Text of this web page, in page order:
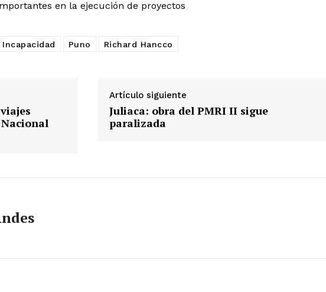
SUSCRIBETE
Diario los Andes
en la ejecución de proyectos
Incapacidad Puno Richard Hancco
Artículo siguiente
Juliaca: obra del PMRI II sigue
paralizada